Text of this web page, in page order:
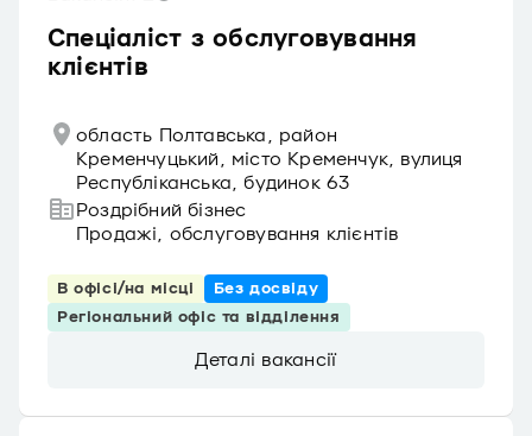
Спеціаліст з обслуговування
клієнтів
область Полтавська, район
Кременчуцький, місто Кременчук, вулиця
Республіканська, будинок 63
Роздрібний бізнес
Продажі, обслуговування клієнтів
В офісі/на місці
Без досвіду
Регіональний офіс та відділення
Деталі вакансії